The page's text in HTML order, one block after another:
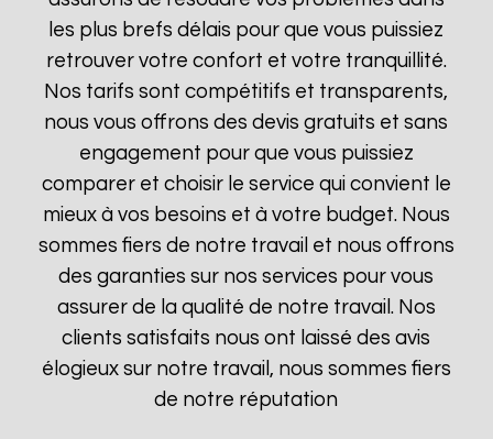
les plus brefs délais pour que vous puissiez
retrouver votre confort et votre tranquillité.
Nos tarifs sont compétitifs et transparents,
nous vous offrons des devis gratuits et sans
engagement pour que vous puissiez
comparer et choisir le service qui convient le
mieux à vos besoins et à votre budget. Nous
sommes fiers de notre travail et nous offrons
des garanties sur nos services pour vous
assurer de la qualité de notre travail. Nos
clients satisfaits nous ont laissé des avis
élogieux sur notre travail, nous sommes fiers
de notre réputation